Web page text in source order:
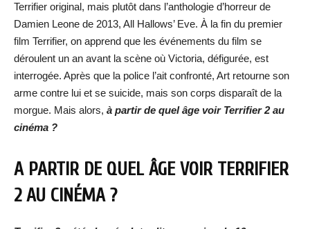
Terrifier original, mais plutôt dans l’anthologie d’horreur de
Damien Leone de 2013, All Hallows’ Eve. À la fin du premier
film Terrifier, on apprend que les événements du film se
déroulent un an avant la scène où Victoria, défigurée, est
interrogée. Après que la police l’ait confronté, Art retourne son
arme contre lui et se suicide, mais son corps disparaît de la
morgue. Mais alors, à partir de quel âge voir Terrifier 2 au
cinéma ?
A PARTIR DE QUEL ÂGE VOIR TERRIFIER
2 AU CINÉMA ?